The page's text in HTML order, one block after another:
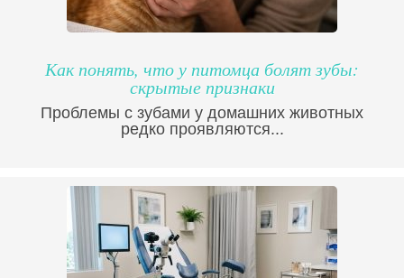
Как понять, что у питомца болят зубы:
скрытые признаки
Проблемы с зубами у домашних животных
редко проявляются...